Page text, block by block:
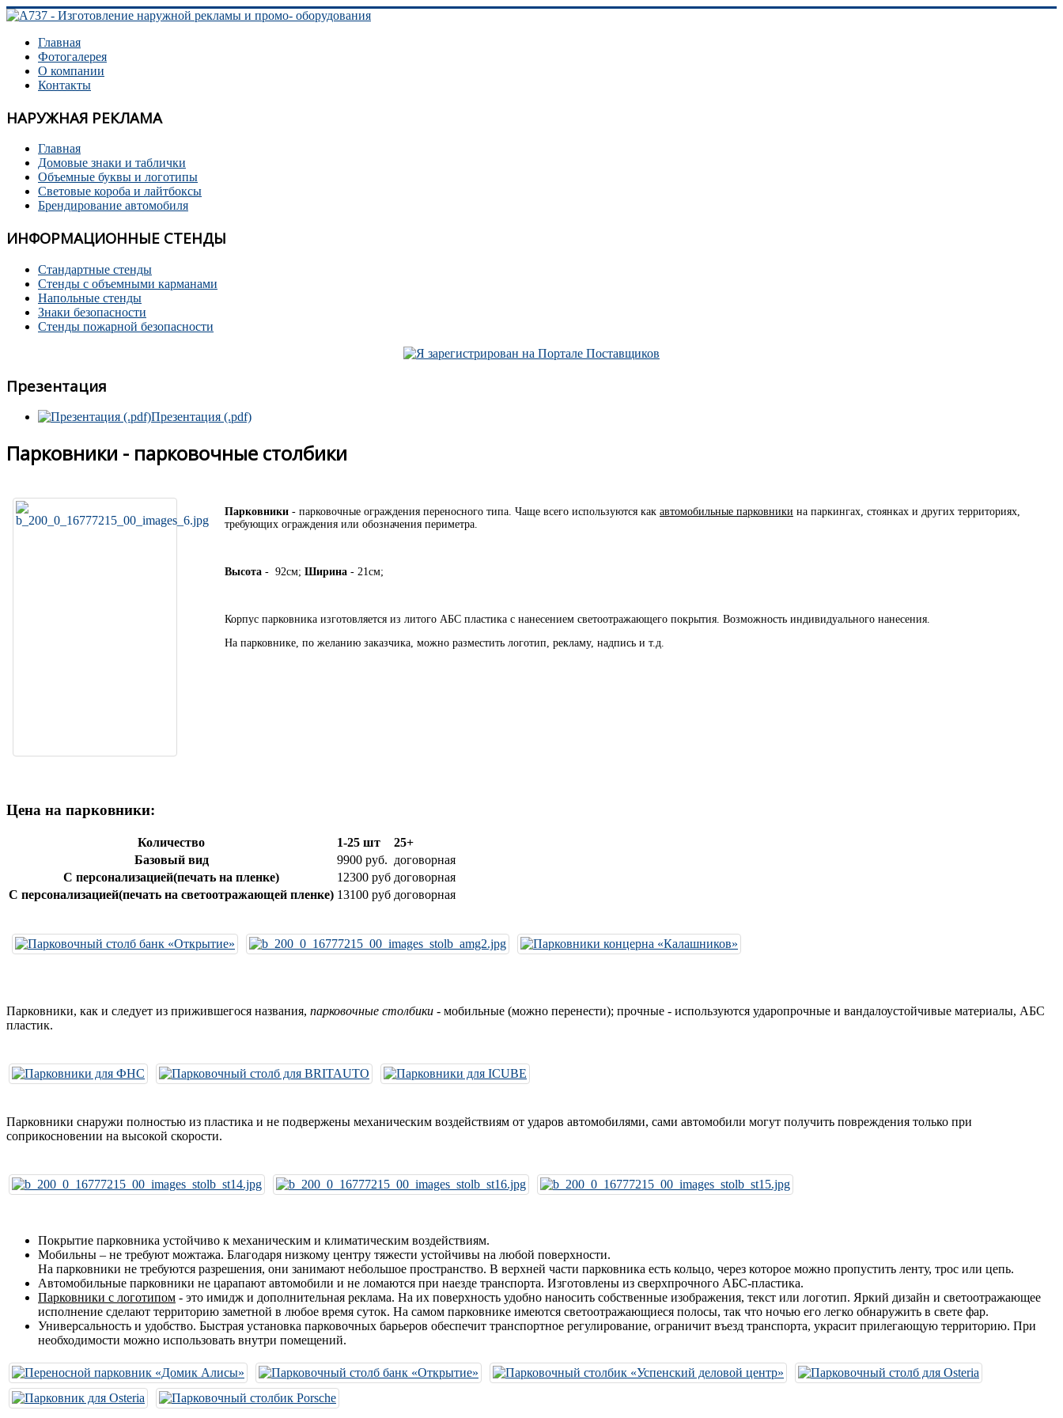
Главная
Фотогалерея
О компании
Контакты
НАРУЖНАЯ РЕКЛАМА
Главная
Домовые знаки и таблички
Объемные буквы и логотипы
Световые короба и лайтбоксы
Брендирование автомобиля
ИНФОРМАЦИОННЫЕ СТЕНДЫ
Стандартные стенды
Стенды с объемными карманами
Напольные стенды
Знаки безопасности
Стенды пожарной безопасности
Презентация
Презентация (.pdf)
Парковники - парковочные столбики
Парковники - парковочные ограждения переносного типа. Чаще всего используются как автомобильные парковники на паркингах, стоянках и других территориях,
требующих ограждения или обозначения периметра.
Высота - 92см; Ширина - 21см;
Корпус парковника изготовляется из литого АБС пластика с нанесением светоотражающего покрытия. Возможность индивидуального нанесения.
На парковнике, по желанию заказчика, можно разместить логотип, рекламу, надпись и т.д.
Цена на парковники:
Количество 1-25 шт
25+
Базовый вид
9900 руб. договорная
С персонализацией(печать на пленке)
12300 руб договорная
С персонализацией(печать на светоотражающей пленке) 13100 руб договорная
Парковники, как и следует из прижившегося названия, парковочные столбики - мобильные (можно перенести); прочные - используются ударопрочные и вандалоустойчивые материалы, АБС
пластик.
Парковники снаружи полностью из пластика и не подвержены механическим воздействиям от ударов автомобилями, сами автомобили могут получить повреждения только при
соприкосновении на высокой скорости.
Покрытие парковника устойчиво к механическим и климатическим воздействиям.
Мобильны – не требуют можтажа. Благодаря низкому центру тяжести устойчивы на любой поверхности.
На парковники не требуются разрешения, они занимают небольшое пространство. В верхней части парковника есть кольцо, через которое можно пропустить ленту, трос или цепь.
Автомобильные парковники не царапают автомобили и не ломаются при наезде транспорта. Изготовлены из сверхпрочного АБС-пластика.
Парковники с логотипом - это имидж и дополнительная реклама. На их поверхность удобно наносить собственные изображения, текст или логотип. Яркий дизайн и светоотражающее
исполнение сделают территорию заметной в любое время суток. На самом парковнике имеются светоотражающиеся полосы, так что ночью его легко обнаружить в свете фар.
Универсальность и удобство. Быстрая установка парковочных барьеров обеспечит транспортное регулирование, ограничит въезд транспорта, украсит прилегающую территорию. При
необходимости можно использовать внутри помещений.